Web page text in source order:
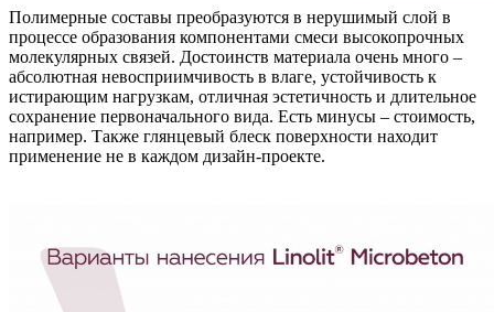
Полимерные составы преобразуются в нерушимый слой в
процессе образования компонентами смеси высокопрочных
молекулярных связей. Достоинств материала очень много –
абсолютная невосприимчивость в влаге, устойчивость к
истирающим нагрузкам, отличная эстетичность и длительное
сохранение первоначального вида. Есть минусы – стоимость,
например. Также глянцевый блеск поверхности находит
применение не в каждом дизайн-проекте.